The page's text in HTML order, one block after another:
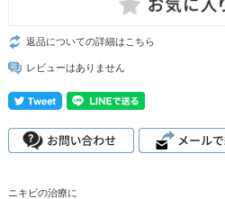
返品についての詳細はこちら
レビューはありません
ニキビの治療に